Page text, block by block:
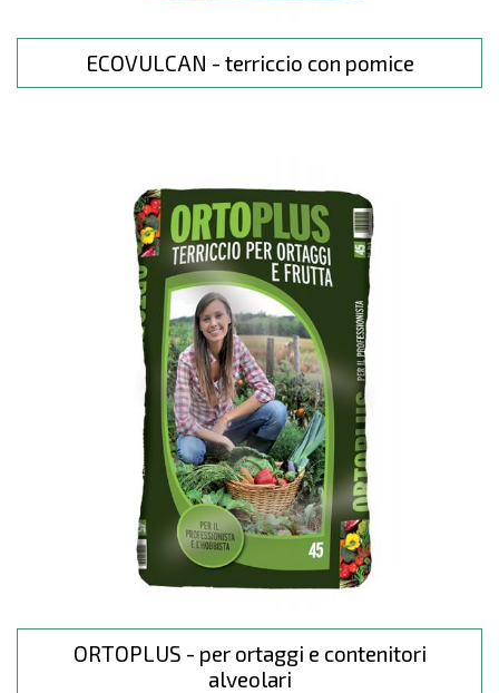
ECOVULCAN - terriccio con pomice
ORTOPLUS - per ortaggi e contenitori
alveolari